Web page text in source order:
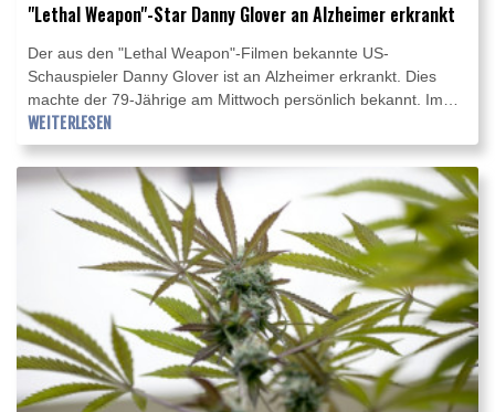
"Lethal Weapon"-Star Danny Glover an Alzheimer erkrankt
Der aus den "Lethal Weapon"-Filmen bekannte US-
Schauspieler Danny Glover ist an Alzheimer erkrankt. Dies
machte der 79-Jährige am Mittwoch persönlich bekannt. Im
Moment könne er "in gewisser Weise damit leben", sagte
Glover dem Sender NBC. "Ich bin sicher, dass mit dem
Fortschreiten der Krankheit sich die Dinge aber ändern
werden."
WEITERLESEN